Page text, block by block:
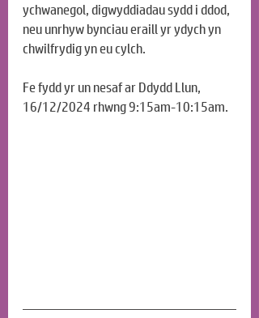
ychwanegol, digwyddiadau sydd i ddod,
neu unrhyw bynciau eraill yr ydych yn
chwilfrydig yn eu cylch.
Fe fydd yr un nesaf ar Ddydd Llun,
16/12/2024 rhwng 9:15am-10:15am.